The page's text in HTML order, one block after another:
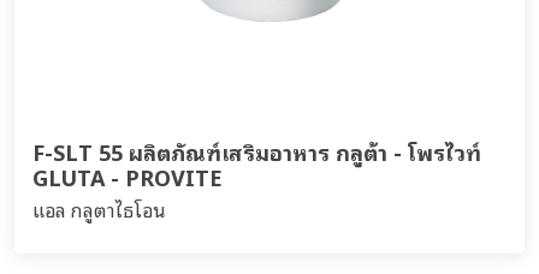
F-SLT 55 ผลิตภัณฑ์เสริมอาหาร กลูต้า - โพรไวท์
GLUTA - PROVITE
แอล กลูตาไธโอน